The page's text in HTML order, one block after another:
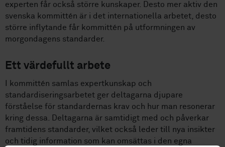
experten får också större kunskaper. Desto mer aktiv den
svenska kommittén är i det internationella arbetet, desto
större inflytande får kommittén på utformningen av
morgondagens standarder.
Ett värdefullt arbete
I kommittén samlas expertkunskap och
standardiseringsarbetet ger deltagarna djupare
förståelse för standardernas krav och hur man resonerar
kring dessa. Deltagarna är samtidigt med och påverkar
framtidens standarder, vilket också leder till nya insikter
och tidig information som kan omsättas i den egna